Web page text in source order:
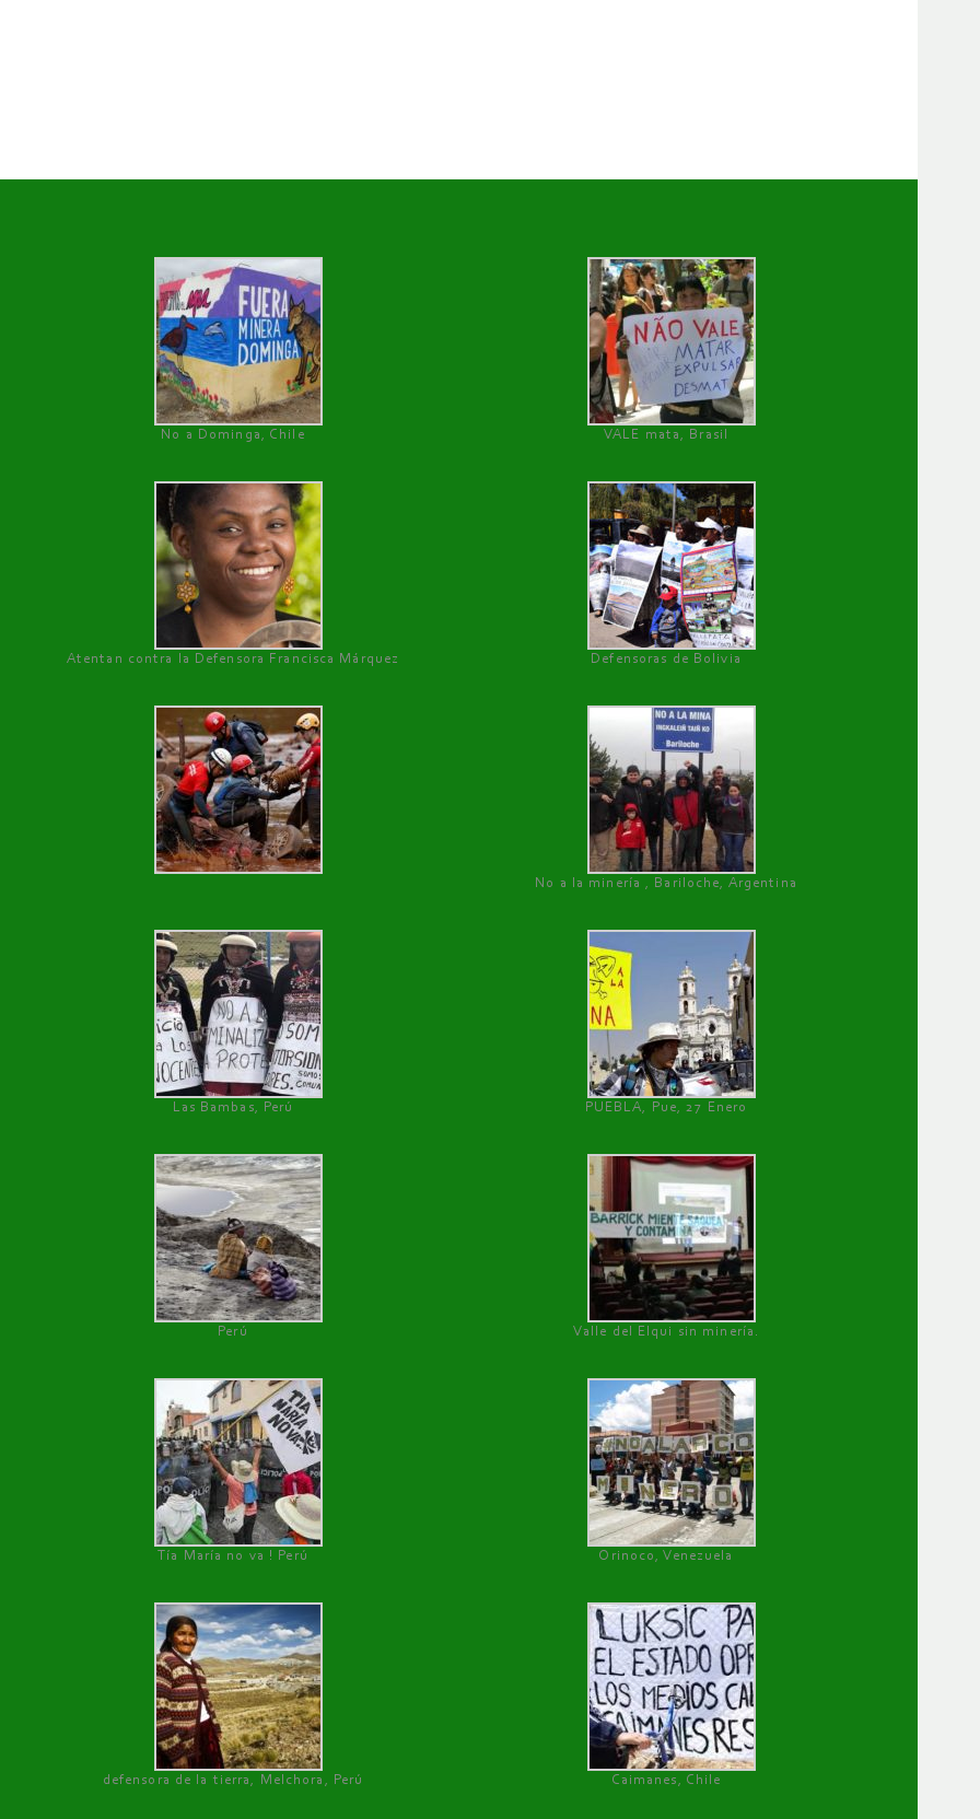
No a Dominga, Chile
VALE mata, Brasil
Atentan contra la Defensora Francisca Márquez Defensoras de Bolivia
No a la minería , Bariloche, Argentina
Las Bambas, Perú PUEBLA, Pue, 27 Enero
Perú Valle del Elqui sin minería.
Tía María no va ! Perú Orinoco, Venezuela
defensora de la tierra, Melchora, Perú Caimanes, Chile